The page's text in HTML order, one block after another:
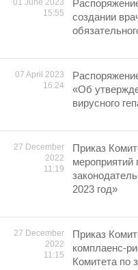
01 June 2023
15:55
создании
07 April 2023
16:24
«Об
вирусного
27 December
2022
11:19
Приказ
мероприятий
2023 год»
27 December
2022
11:15
Приказ
комплаенс-
Комитета по